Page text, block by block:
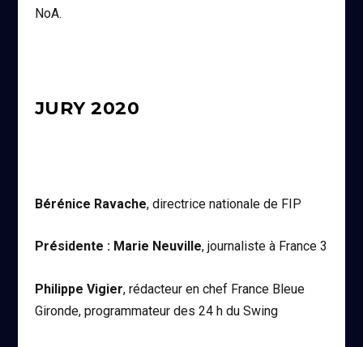
NoA.
JURY 2020
Bérénice Ravache, directrice nationale de FIP
Présidente : Marie Neuville, journaliste à France 3
Philippe Vigier, rédacteur en chef France Bleue
Gironde, programmateur des 24 h du Swing